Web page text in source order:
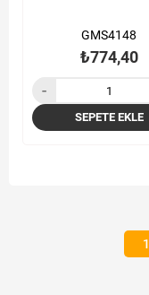
GMS4148
₺774,40
SEPETE EKLE
1